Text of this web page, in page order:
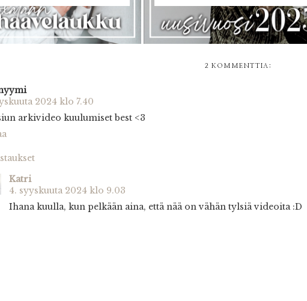
2 KOMMENTTIA:
2024 klo 7.40
arkivideo kuulumiset best <3
Katri
4. syyskuuta 2024 klo 9.03
Ihana kuulla, kun pelkään aina, että nää on vähän tylsiä videoita :D